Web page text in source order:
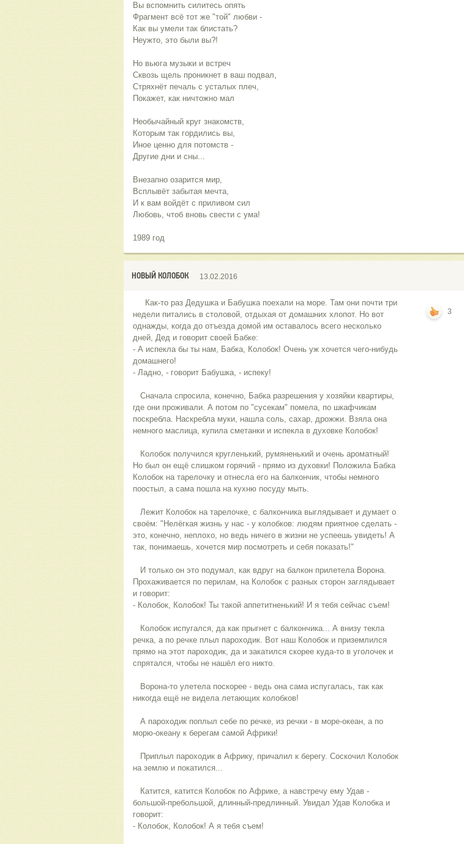
Вы вспомнить силитесь опять
Фрагмент всё тот же "той" любви -
Как вы умели так блистать?
Неужто, это были вы?!
Но вьюга музыки и встреч
Сквозь щель проникнет в ваш подвал,
Стряхнёт печаль с усталых плеч,
Покажет, как ничтожно мал
Необычайный круг знакомств,
Которым так гордились вы,
Иное ценно для потомств -
Другие дни и сны...
Внезапно озарится мир,
Всплывёт забытая мечта,
И к вам войдёт с приливом сил
Любовь, чтоб вновь свести с ума!
1989 год
НОВЫЙ КОЛОБОК 13.02.2016
Как-то раз Дедушка и Бабушка поехали на море. Там они почти три
недели питались в столовой, отдыхая от домашних хлопот. Но вот
однажды, когда до отъезда домой им оставалось всего несколько
дней, Дед и говорит своей Бабке:
- А испекла бы ты нам, Бабка, Колобок! Очень уж хочется чего-нибудь
домашнего!
- Ладно, - говорит Бабушка, - испеку!
Сначала спросила, конечно, Бабка разрешения у хозяйки квартиры,
где они проживали. А потом по "сусекам" помела, по шкафчикам
поскребла. Наскребла муки, нашла соль, сахар, дрожжи. Взяла она
немного маслица, купила сметанки и испекла в духовке Колобок!
Колобок получился кругленький, румяненький и очень ароматный!
Но был он ещё слишком горячий - прямо из духовки! Положила Бабка
Колобок на тарелочку и отнесла его на балкончик, чтобы немного
поостыл, а сама пошла на кухню посуду мыть.
Лежит Колобок на тарелочке, с балкончика выглядывает и думает о
своём: "Нелёгкая жизнь у нас - у колобков: людям приятное сделать -
это, конечно, неплохо, но ведь ничего в жизни не успеешь увидеть! А
так, понимаешь, хочется мир посмотреть и себя показать!"
И только он это подумал, как вдруг на балкон прилетела Ворона.
Прохаживается по перилам, на Колобок с разных сторон заглядывает
и говорит:
- Колобок, Колобок! Ты такой аппетитненький! И я тебя сейчас съем!
Колобок испугался, да как прыгнет с балкончика... А внизу текла
речка, а по речке плыл пароходик. Вот наш Колобок и приземлился
прямо на этот пароходик, да и закатился скорее куда-то в уголочек и
спрятался, чтобы не нашёл его никто.
Ворона-то улетела поскорее - ведь она сама испугалась, так как
никогда ещё не видела летающих колобков!
А пароходик поплыл себе по речке, из речки - в море-океан, а по
морю-океану к берегам самой Африки!
Приплыл пароходик в Африку, причалил к берегу. Соскочил Колобок
на землю и покатился...
Катится, катится Колобок по Африке, а навстречу ему Удав -
большой-пребольшой, длинный-предлинный. Увидал Удав Колобка и
говорит:
- Колобок, Колобок! А я тебя съем!
3